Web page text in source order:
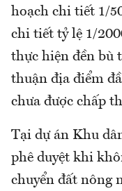
hoạch chi tiết 1/
chi tiết tỷ lệ 1/
thực hiện đền bù
thuận địa điểm
chưa được chấp
Tại dự án Khu
phê duyệt khi
chuyển đất nông